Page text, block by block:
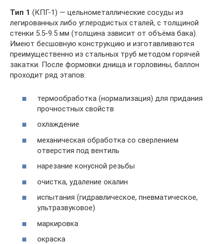
Тип 1 (КПГ-1) — цельнометаллические сосуды из
легированных либо углеродистых сталей, с толщиной
стенки 5.5-9.5 мм (толщина зависит от объёма бака).
Имеют бесшовную конструкцию и изготавливаются
преимущественно из стальных труб методом горячей
закатки. После формовки днища и горловины, баллон
проходит ряд этапов:
термообработка (нормализация) для придания
прочностных свойств
охлаждение
механическая обработка со сверлением
отверстия под вентиль
нарезание конусной резьбы
очистка, удаление окалин
испытания (гидравлическое, пневматическое,
ультразвуковое)
маркировка
окраска